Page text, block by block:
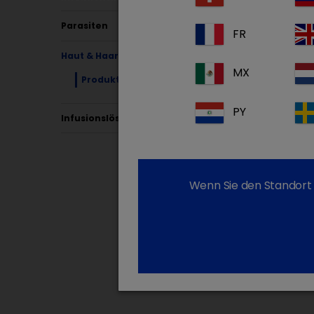
Parasiten
Haut & Haarkleid
Produkte
Infusionslösungen
FR
MX
PY
Wenn Sie den